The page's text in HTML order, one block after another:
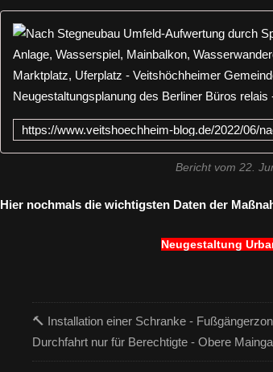
Bericht vom 22.
Hier nochmals die wichtigsten Daten der
Neugestaltung
🔨 Installation einer Schranke -
Durchfahrt nur für Berechtigte - Obere